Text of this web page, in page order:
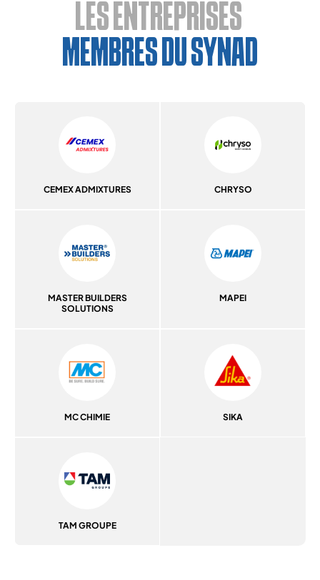
LES ENTREPRISES
MEMBRES DU SYNAD
CEMEX ADMIXTURES CHRYSO
MASTER BUILDERS
SOLUTIONS
MAPEI
MC CHIMIE SIKA
TAM GROUPE